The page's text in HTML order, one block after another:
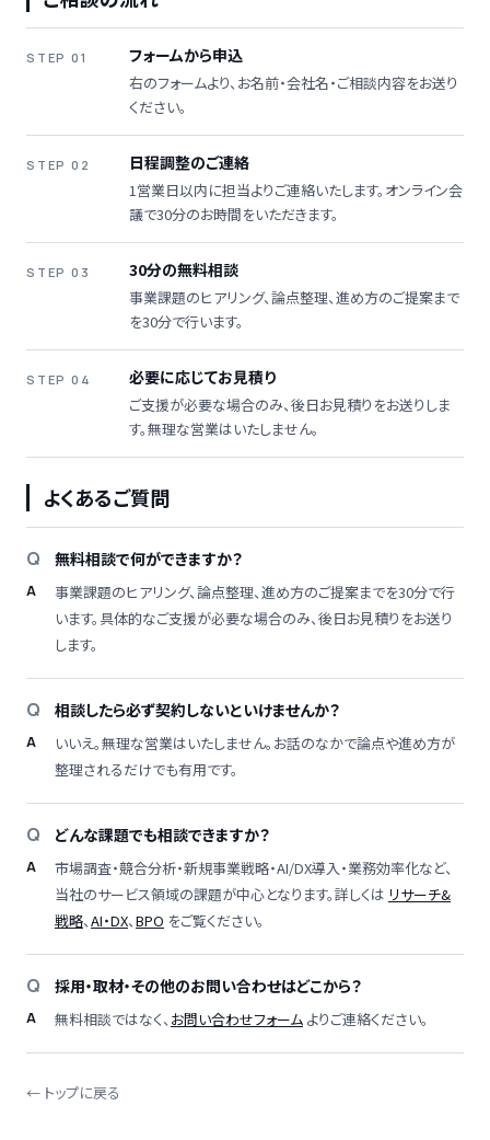
STEP 01 フォームから申込
右のフォームより、お名前・会社名・ご相談内容をお送り
ください。
STEP 02 日程調整のご連絡
1営業日以内に担当よりご連絡いたします。オンライン会
議で30分のお時間をいただきます。
STEP 03 30分の無料相談
事業課題のヒアリング、論点整理、進め方のご提案まで
を30分で行います。
STEP 04 必要に応じてお見積り
ご支援が必要な場合のみ、後日お見積りをお送りしま
す。無理な営業はいたしません。
よくあるご質問
無料相談で何ができますか？
事業課題のヒアリング、論点整理、進め方のご提案までを30分で行
います。具体的なご支援が必要な場合のみ、後日お見積りをお送り
します。
相談したら必ず契約しないといけませんか？
いいえ。無理な営業はいたしません。お話のなかで論点や進め方が
整理されるだけでも有用です。
どんな課題でも相談できますか？
市場調査・競合分析・新規事業戦略・AI/DX導入・業務効率化など、
当社のサービス領域の課題が中心となります。詳しくは リサーチ&
戦略、AI・DX、BPO をご覧ください。
採用・取材・その他のお問い合わせはどこから？
無料相談ではなく、 お問い合わせフォーム よりご連絡ください。
← トップに戻る